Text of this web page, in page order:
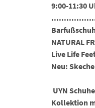
9:00-11:30
NATURAL
Live Life
Neu:
UYN
Kollektion